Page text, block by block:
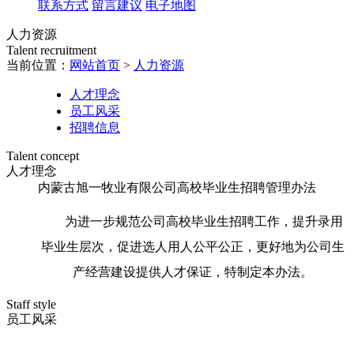
联系方式 留言建议 电子地图
人力资源
Talent recruitment
当前位置： 网站首页 > 人力资源
人才理念
员工风采
招聘信息
Talent concept
人才理念
内蒙古旭一牧业有限公司高校毕业生招聘管理办法
为进一步规范公司高校毕业生招聘工作，提升录用
毕业生层次，促进选人用人公平公正，更好地为公司生
产经营建设提供人才保证，特制定本办法。
Staff style
员工风采